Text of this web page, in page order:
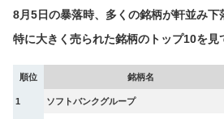
8月5日の暴落時、多くの銘柄が軒並み下
特に大きく売られた銘柄のトップ10を見
順位 銘柄名
1 ソフトバンクグループ